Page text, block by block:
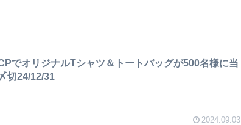
でオリジナルTシャツ＆トートバッグが500名様に当
切24/12/31
2024.09.03